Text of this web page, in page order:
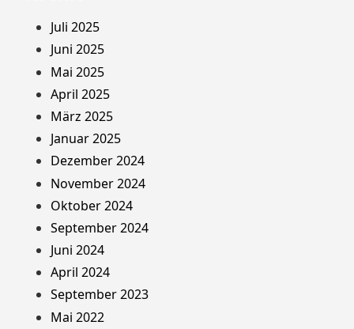
Juli 2025
Juni 2025
Mai 2025
April 2025
März 2025
Januar 2025
Dezember 2024
November 2024
Oktober 2024
September 2024
Juni 2024
April 2024
September 2023
Mai 2022